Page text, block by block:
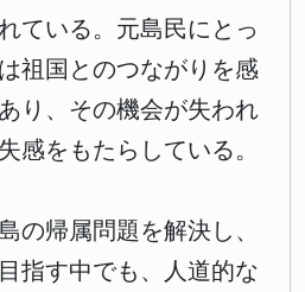
ている。元島民にとっ
祖国とのつながりを感
り、その機会が失われ
感をもたらしている。
の帰属問題を解決し、
指す中でも、人道的な